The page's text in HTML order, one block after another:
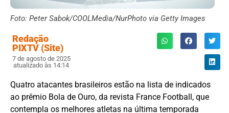
Foto: Peter Sabok/COOLMedia/NurPhoto via Getty Images
Redação
PIXTV (Site)
7 de agosto de 2025
atualizado às 14:14
Quatro atacantes brasileiros estão na lista de indicados
ao prêmio Bola de Ouro, da revista France Football, que
contempla os melhores atletas na última temporada